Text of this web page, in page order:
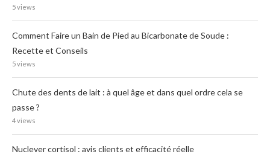
5 views
Comment Faire un Bain de Pied au Bicarbonate de Soude :
Recette et Conseils
5 views
Chute des dents de lait : à quel âge et dans quel ordre cela se
passe ?
4 views
Nuclever cortisol : avis clients et efficacité réelle